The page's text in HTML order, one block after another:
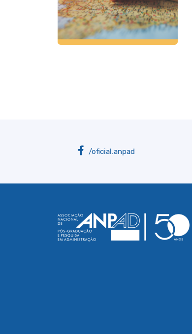
/oficial.anpad